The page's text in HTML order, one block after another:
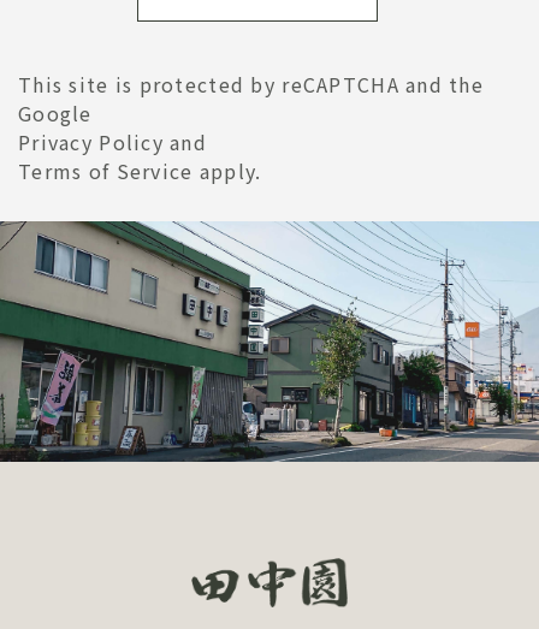
This site is protected by reCAPTCHA and the
Google
Privacy Policy and
Terms of Service apply.